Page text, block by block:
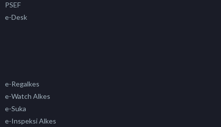
PSEF
e-Desk
e-Regalkes
e-Watch Alkes
e-Suka
e-Inspeksi Alkes